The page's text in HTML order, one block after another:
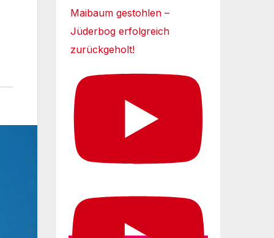
Maibaum gestohlen –
Jüderbog erfolgreich
zurückgeholt!